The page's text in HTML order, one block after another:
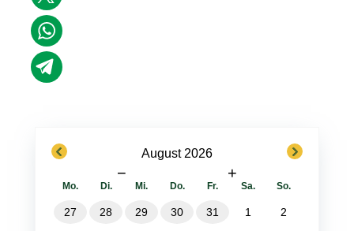
previous August 2026
− +
next
Mo. Di. Mi. Do. Fr. Sa. So.
27 28 29 30 31 1 2